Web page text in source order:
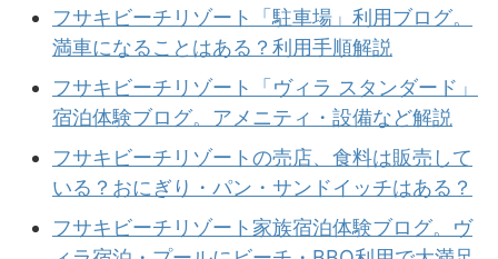
フサキビーチリゾート「駐車場」利用ブログ。
満車になることはある？利用手順解説
フサキビーチリゾート「ヴィラ スタンダード」
宿泊体験ブログ。アメニティ・設備など解説
フサキビーチリゾートの売店、食料は販売して
いる？おにぎり・パン・サンドイッチはある？
フサキビーチリゾート家族宿泊体験ブログ。ヴ